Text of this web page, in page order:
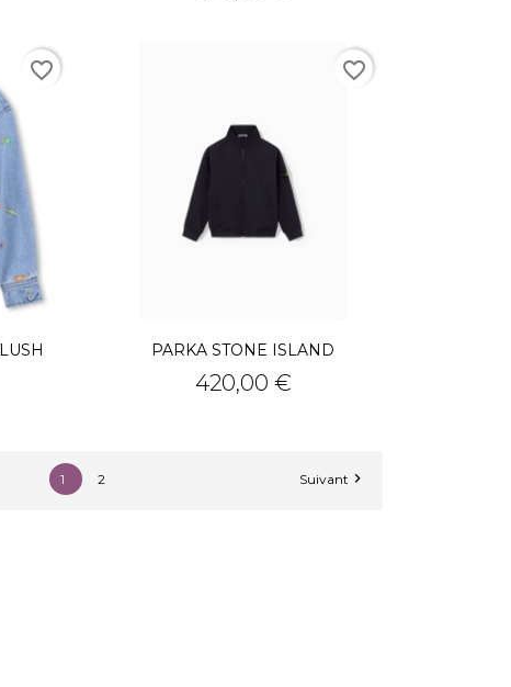
favorite_border
PARKA STONE ISLAND
Prix
420,00 €
favorite_border
1 2 Suivant 